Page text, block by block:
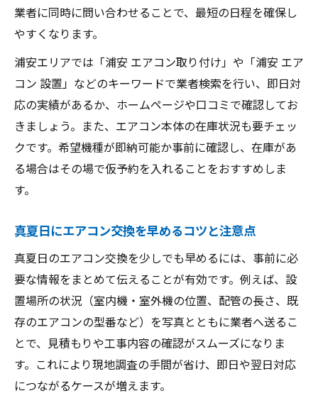
エアコン交換に必要な日数を徹底解説
エアコンの注文から設置までの流れと期間
急ぎのエアコン工事で日数を短縮する方法
エアコン交換で発生する待ち時間の実情
エアコン設置日程を早めるための問い合わ
せ術
備
直ぐ交換可能なエアコン設置条件の確認事
項
急ぎのエアコン交換で追加工事に注意する
点
短期間でエアコン設置する際の注意ポイン
ト
業者に同時に問い合わせることで、最短の日程を確保し
やすくなります。
浦安エリアでは「浦安 エアコン取り付け」や「浦安 エア
コン 設置」などのキーワードで業者検索を行い、即日対
応の実績があるか、ホームページや口コミで確認してお
きましょう。また、エアコン本体の在庫状況も要チェッ
クです。希望機種が即納可能か事前に確認し、在庫があ
る場合はその場で仮予約を入れることをおすすめしま
す。
真夏日にエアコン交換を早めるコツと注意点
真夏日のエアコン交換を少しでも早めるには、事前に必
要な情報をまとめて伝えることが有効です。例えば、設
置場所の状況（室内機・室外機の位置、配管の長さ、既
存のエアコンの型番など）を写真とともに業者へ送るこ
とで、見積もりや工事内容の確認がスムーズになりま
す。これにより現地調査の手間が省け、即日や翌日対応
につながるケースが増えます。